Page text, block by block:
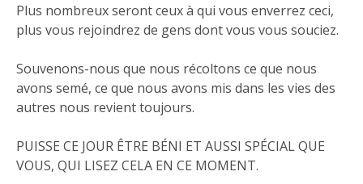
Plus nombreux seront ceux à qui vous enverrez ceci,
plus vous rejoindrez de gens dont vous vous souciez.
Souvenons-nous que nous récoltons ce que nous
avons semé, ce que nous avons mis dans les vies des
autres nous revient toujours.
PUISSE CE JOUR ÊTRE BÉNI ET AUSSI SPÉCIAL QUE
VOUS, QUI LISEZ CELA EN CE MOMENT.